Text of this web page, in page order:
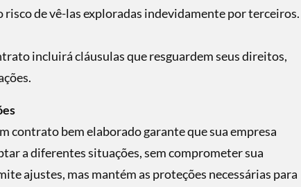
de vê-las exploradas indevidamente por terceiros.
incluirá cláusulas que resguardem seus direitos,
contrato bem elaborado garante que sua empresa
a diferentes situações, sem comprometer sua
ajustes, mas mantém as proteções necessárias para